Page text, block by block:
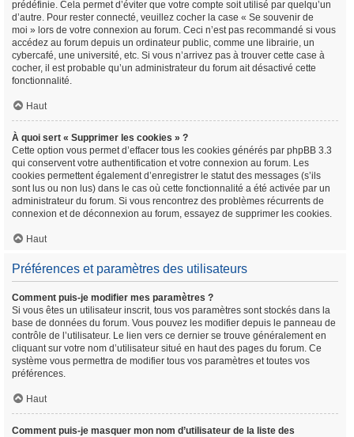
prédéfinie. Cela permet d’éviter que votre compte soit utilisé par quelqu’un
d’autre. Pour rester connecté, veuillez cocher la case « Se souvenir de
moi » lors de votre connexion au forum. Ceci n’est pas recommandé si vous
accédez au forum depuis un ordinateur public, comme une librairie, un
cybercafé, une université, etc. Si vous n’arrivez pas à trouver cette case à
cocher, il est probable qu’un administrateur du forum ait désactivé cette
fonctionnalité.
Haut
À quoi sert « Supprimer les cookies » ?
Cette option vous permet d’effacer tous les cookies générés par phpBB 3.3
qui conservent votre authentification et votre connexion au forum. Les
cookies permettent également d’enregistrer le statut des messages (s’ils
sont lus ou non lus) dans le cas où cette fonctionnalité a été activée par un
administrateur du forum. Si vous rencontrez des problèmes récurrents de
connexion et de déconnexion au forum, essayez de supprimer les cookies.
Haut
Préférences et paramètres des utilisateurs
Comment puis-je modifier mes paramètres ?
Si vous êtes un utilisateur inscrit, tous vos paramètres sont stockés dans la
base de données du forum. Vous pouvez les modifier depuis le panneau de
contrôle de l’utilisateur. Le lien vers ce dernier se trouve généralement en
cliquant sur votre nom d’utilisateur situé en haut des pages du forum. Ce
système vous permettra de modifier tous vos paramètres et toutes vos
préférences.
Haut
Comment puis-je masquer mon nom d’utilisateur de la liste des